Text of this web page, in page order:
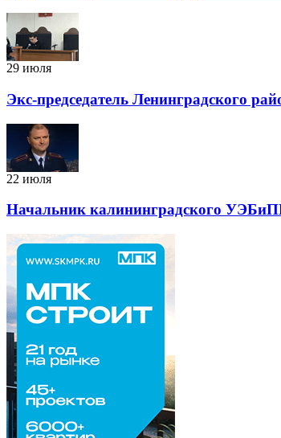
29 июля
Экс-председатель Ленинградского
22 июля
Начальник калининградского